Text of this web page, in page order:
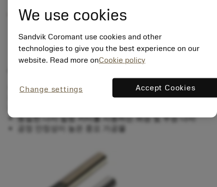
1.25mm(0.049인치)의 나사 직경을 위해 설계
입구 및 출구 각진 표면의 나사 가공
동일한 나사 밀링 커터를 사용하는 좌승 및 우승 나사
공정 안정성이 높은 중요 가공물
We use cookies
Sandvik Coromant use cookies and other
technologies to give you the best experience on our
website. Read more onCookie policy
Change settings Accept Cookies